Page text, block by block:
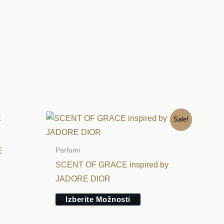
Sale!
Parfumi
SCENT OF GRACE inspired by
JADORE DIOR
Izberite Možnosti
Ta
več